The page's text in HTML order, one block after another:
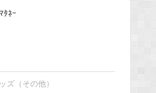
ﾀﾈｰ
ズ（その他）